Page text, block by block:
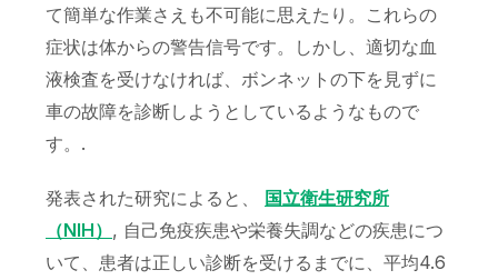
て簡単な作業さえも不可能に思えたり。これらの
症状は体からの警告信号です。しかし、適切な血
液検査を受けなければ、ボンネットの下を見ずに
車の故障を診断しようとしているようなもので
す。.
発表された研究によると、
国立衛生研究所
（NIH） , 自己免疫疾患や栄養失調などの疾患につ
いて、患者は正しい診断を受けるまでに、平均4.6